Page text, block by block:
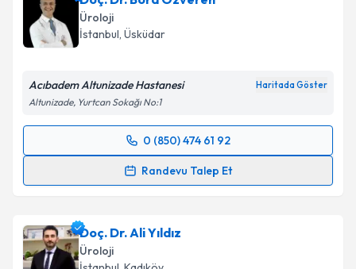
Üroloji
İstanbul, Üsküdar
Acıbadem Altunizade Hastanesi Haritada Göster
Altunizade, Yurtcan Sokağı No:1
0 (850) 474 61 92
Randevu Talep Et
Randevu Takvimi Talebi
takvim hazırlandığında e-posta ile bilgilendireceğiz.
E-posta Adresiniz
Doç. Dr. Ali Yıldız
Üroloji